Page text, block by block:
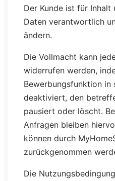
Der Kunde ist für
Daten verantwortlich
ändern.
Die Vollmacht kann
widerrufen werden,
Bewerbungsfunktion in
deaktiviert, den
pausiert oder löscht.
Anfragen bleiben
können durch
zurückgenommen
Die